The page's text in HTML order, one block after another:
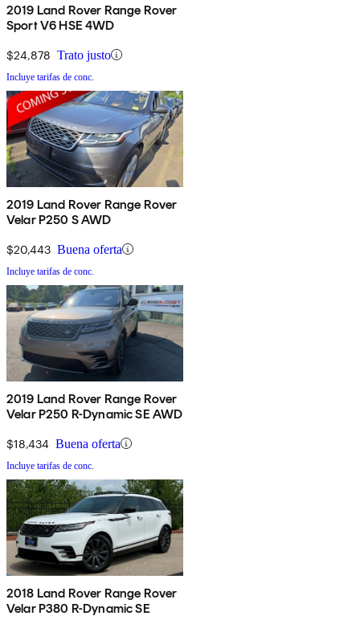
2019 Land Rover Range Rover
Sport V6 HSE 4WD
$24,878 Trato justo
Incluye tarifas de conc.
2019 Land Rover Range Rover
Velar P250 S AWD
$20,443 Buena oferta
Incluye tarifas de conc.
2019 Land Rover Range Rover
Velar P250 R-Dynamic SE AWD
$18,434 Buena oferta
Incluye tarifas de conc.
2018 Land Rover Range Rover
Velar P380 R-Dynamic SE